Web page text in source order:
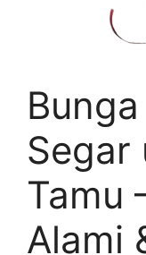
Segar
Tamu
Alami